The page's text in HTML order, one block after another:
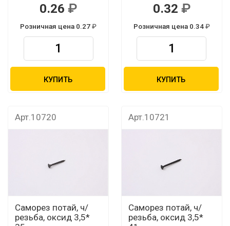
0.26
Розничная цена 0.27
КУПИТЬ
0.32
Розничная цена 0.34
КУПИТЬ
Арт.10720
Саморез потай, ч/
резьба, оксид 3,5*
Арт.10721
Саморез потай, ч/
резьба, оксид 3,5*